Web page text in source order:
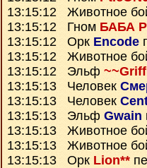
13:15:12 Животное
13:15:12 Гном БАБА
13:15:12 Орк Encode
13:15:12 Животное
13:15:12 Эльф
13:15:13 Человек
13:15:13 Человек
13:15:13 Эльф Gwain
13:15:13 Животное
13:15:13 Животное
13:15:13 Орк Lion**